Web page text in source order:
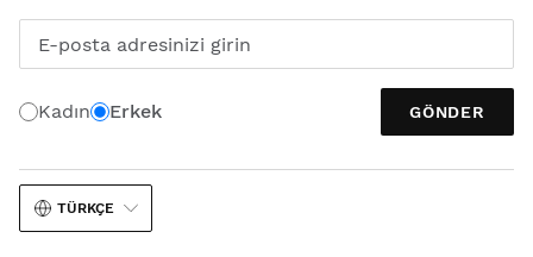
E-posta adresinizi girin
Kadın Erkek GÖNDER
TÜRKÇE